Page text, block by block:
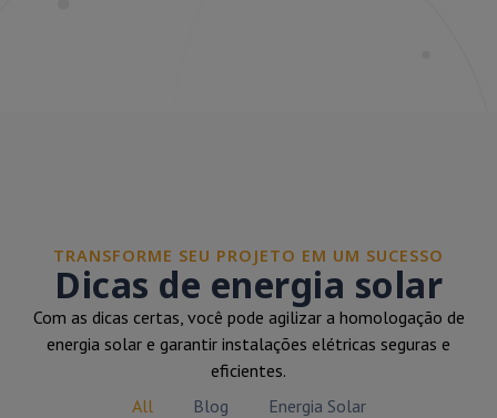
TRANSFORME SEU PROJETO EM UM SUCESSO
Dicas de energia solar
Com as dicas certas, você pode agilizar a homologação de
energia solar e garantir instalações elétricas seguras e
eficientes.
All
Blog Energia Solar